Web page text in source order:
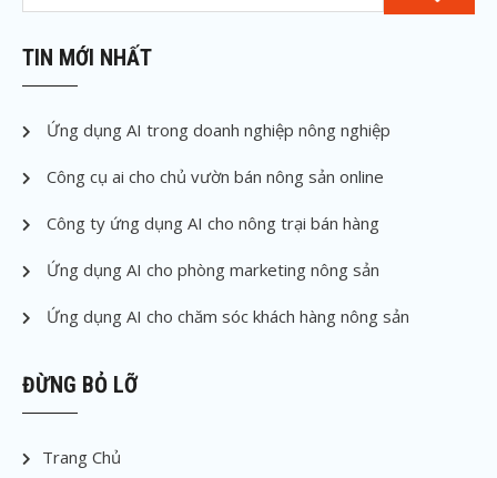
TIN MỚI NHẤT
Ứng dụng AI trong doanh nghiệp nông nghiệp
Công cụ ai cho chủ vườn bán nông sản online
Công ty ứng dụng AI cho nông trại bán hàng
Ứng dụng AI cho phòng marketing nông sản
Ứng dụng AI cho chăm sóc khách hàng nông sản
ĐỪNG BỎ LỠ
Trang Chủ